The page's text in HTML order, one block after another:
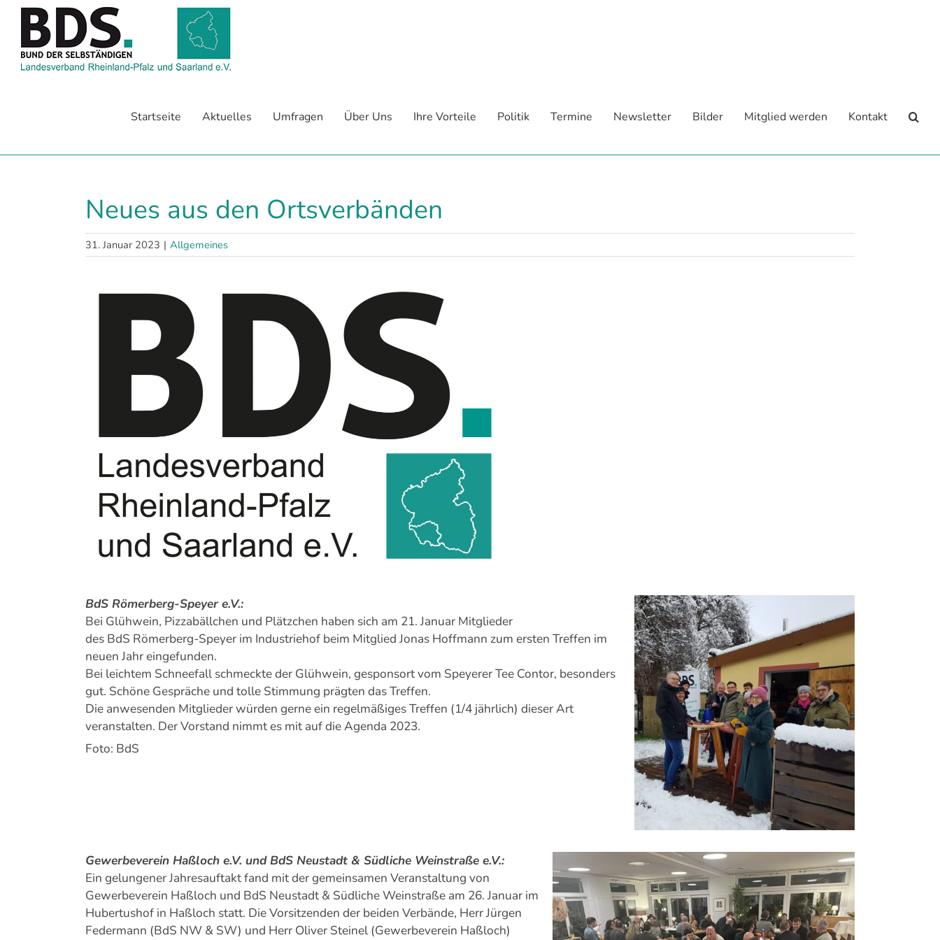
Zum
springen
Startseite Aktuelles Umfragen Über Uns Ihre Vorteile Politik Termine Newsletter Bilder Mitglied werden Kontakt
Neues aus den Ortsverbänden
31. Januar 2023 | Allgemeines
BdS Römerberg-Speyer e.V.:
Bei Glühwein, Pizzabällchen und Plätzchen haben sich am 21. Januar Mitglieder
des BdS Römerberg-Speyer im Industriehof beim Mitglied Jonas Hoffmann zum ersten Treffen im
neuen Jahr eingefunden.
Bei leichtem Schneefall schmeckte der Glühwein, gesponsort vom Speyerer Tee Contor, besonders
gut. Schöne Gespräche und tolle Stimmung prägten das Treffen.
Die anwesenden Mitglieder würden gerne ein regelmäßiges Treffen (1/4 jährlich) dieser Art
veranstalten. Der Vorstand nimmt es mit auf die Agenda 2023.
Foto: BdS
Gewerbeverein Haßloch e.V. und BdS Neustadt & Südliche Weinstraße e.V.:
Ein gelungener Jahresauftakt fand mit der gemeinsamen Veranstaltung von
Gewerbeverein Haßloch und BdS Neustadt & Südliche Weinstraße am 26. Januar im
Hubertushof in Haßloch statt. Die Vorsitzenden der beiden Verbände, Herr Jürgen
Federmann (BdS NW & SW) und Herr Oliver Steinel (Gewerbeverein Haßloch)